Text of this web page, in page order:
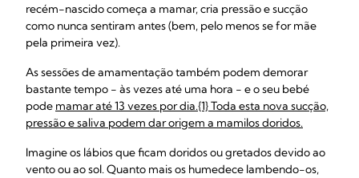
recém-nascido começa a mamar, cria pressão e sucção
como nunca sentiram antes (bem, pelo menos se for mãe
pela primeira vez).
As sessões de amamentação também podem demorar
bastante tempo - às vezes até uma hora - e o seu bebé
pode mamar até 13 vezes por dia.{1} Toda esta nova sucção,
pressão e saliva podem dar origem a mamilos doridos.
Imagine os lábios que ficam doridos ou gretados devido ao
vento ou ao sol. Quanto mais os humedece lambendo-os,